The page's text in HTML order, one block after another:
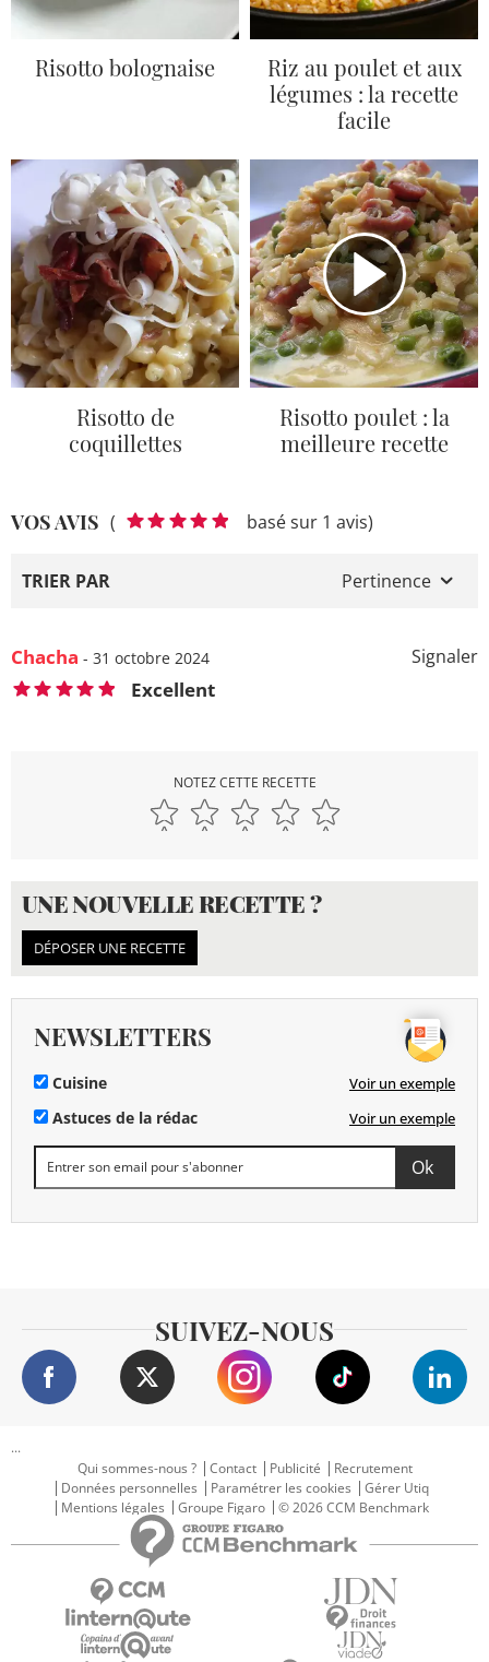
Risotto bolognaise
Riz au poulet et aux
légumes : la recette
facile
Risotto de
coquillettes
Risotto poulet : la
meilleure recette
VOS AVIS ( basé sur 1 avis)
TRIER PAR Pertinence
Signaler
Chacha - 31 octobre 2024
Excellent
NOTEZ CETTE RECETTE
UNE NOUVELLE RECETTE ?
DÉPOSER UNE RECETTE
NEWSLETTERS
Cuisine Voir un exemple
Astuces de la rédac Voir un exemple
SUIVEZ-NOUS
...
Qui sommes-nous ?
Contact Publicité
Recrutement
Données personnelles
Paramétrer les cookies
Gérer Utiq
Mentions légales
Groupe Figaro © 2026 CCM Benchmark